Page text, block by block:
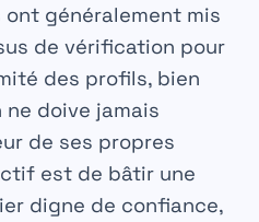
généralement mis
de vérification pour
des profils, bien
doive jamais
de ses propres
est de bâtir une
digne de confiance,